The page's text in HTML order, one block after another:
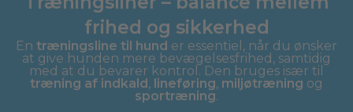
frihed og sikkerhed
En træningsline til hund er essentiel, når du ønsker
at give hunden mere bevægelsesfrihed, samtidig
med at du bevarer kontrol. Den bruges især til
træning af indkald, lineføring, miljøtræning og
sportræning.